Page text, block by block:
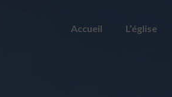
Accueil L’église